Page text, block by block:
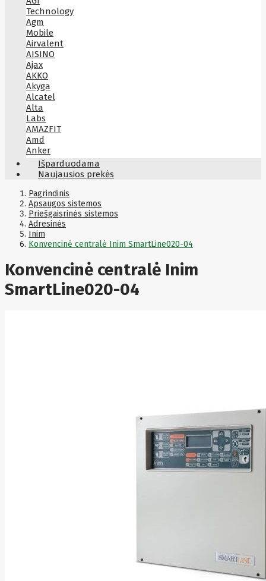
Technology
Agm
Mobile
Airvalent
AISINO
Ajax
AKKO
Akyga
Alcatel
Alta
Labs
AMAZFIT
Amd
Anker
Antec
Aoc
Apc
Apollo
Apple
Aqara
Arctic
Armac
ASM
Asrock
Assmann
Išparduodama
Naujausios prekės
Pagrindinis
Apsaugos sistemos
Priešgaisrinės sistemos
Adresinės
Inim
Konvencinė centralė Inim SmartLine020-04
Konvencinė centralė Inim
SmartLine020-04